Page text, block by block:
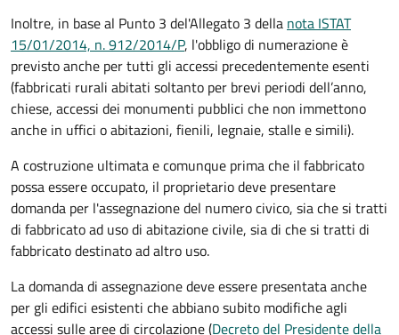
Inoltre, in base al Punto 3 del'Allegato 3 della nota ISTAT
15/01/2014, n. 912/2014/P, l'obbligo di numerazione è
previsto anche per tutti gli accessi precedentemente esenti
(fabbricati rurali abitati soltanto per brevi periodi dell’anno,
chiese, accessi dei monumenti pubblici che non immettono
anche in uffici o abitazioni, fienili, legnaie, stalle e simili).
A costruzione ultimata e comunque prima che il fabbricato
possa essere occupato, il proprietario deve presentare
domanda per l'assegnazione del numero civico, sia che si tratti
di fabbricato ad uso di abitazione civile, sia di che si tratti di
fabbricato destinato ad altro uso.
La domanda di assegnazione deve essere presentata anche
per gli edifici esistenti che abbiano subito modifiche agli
accessi sulle aree di circolazione (Decreto del Presidente della